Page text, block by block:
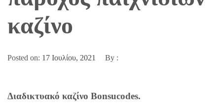
καζίνο
Posted on: 17 Ιουλίου, 2021 By :
Διαδικτυακό καζίνο Bonsucodes.